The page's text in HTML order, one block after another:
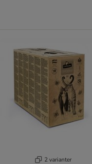
2 varianter